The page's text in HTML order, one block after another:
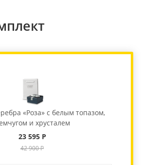
«Роза» с белым топазом,
и хрусталем
23 595 Р
42 900 Р